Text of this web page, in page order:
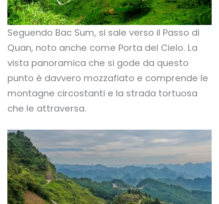
Seguendo Bac Sum, si sale verso il Passo di
Quan, noto anche come Porta del Cielo. La
vista panoramica che si gode da questo
punto è davvero mozzafiato e comprende le
montagne circostanti e la strada tortuosa
che le attraversa.